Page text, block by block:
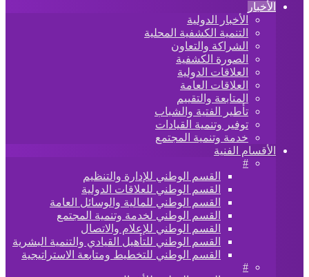
الأخبار
الأخبار الدولية
التنمية الكشفية المحلية
الشراكة والتعاون
الصورة الكشفية
العلاقات الدولية
العلاقات العامة
المتابعة والتقييم
تأطير الفتية والشباب
توفير وتنمية القيادات
خدمة وتنمية المجتمع
الأقسام الفنية
#
القسم الوطني للإدارة والتنظيم
القسم الوطني للعلاقات الدولية
القسم الوطني للمالية والوسائل العامة
القسم الوطني لخدمة وتنمية المجتمع
القسم الوطني للإعلام والاتصال
القسم الوطني للتأهيل القيادي والتنمية البشرية
القسم الوطني للتخطيط ومتابعة الاستراتيجية
#